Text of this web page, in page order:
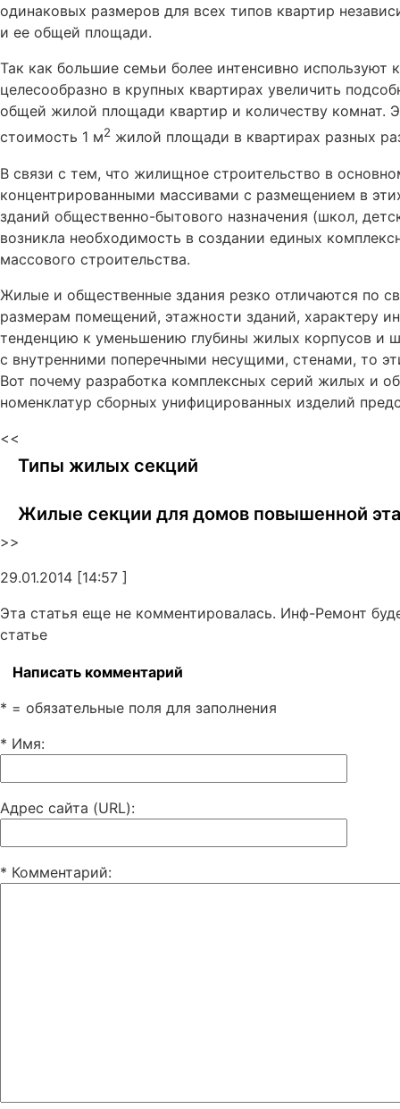
одинаковых размеров для всех типов квартир
и ее общей площади.
Так как большие семьи более интенсивно используют
целесообразно в крупных квартирах увеличить
общей жилой площади квартир и количеству комнат.
стоимость 1 м2 жилой площади в квартирах разных
В связи с тем, что жилищное строительство в
концентрированными массивами с размещением в
зданий общественно-бытового назначения (школ,
возникла необходимость в создании единых
массового строительства.
Жилые и общественные здания резко отличаются по
размерам помещений, этажности зданий, характеру
тенденцию к уменьшению глубины жилых корпусов и
с внутренними поперечными несущими, стенами, то
Вот почему разработка комплексных серий жилых и
номенклатур сборных унифицированных изделий
<<
Типы жилых секций
Жилые секции для домов повышенной
>>
29.01.2014 [14:57 ]
Эта статья еще не комментировалась. Инф-Ремонт
статье
Написать комментарий
* = обязательные поля для заполнения
* Имя:
Адрес сайта (URL):
* Комментарий: